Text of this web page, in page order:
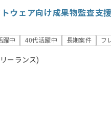
トウェア向け成果物監査支
躍中 40代活躍中 長期案件 フ
ーランス)